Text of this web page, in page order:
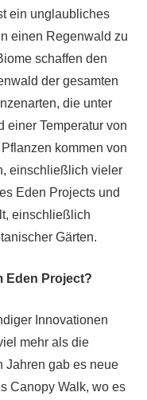
ein unglaubliches
einen Regenwald zu
schaffen den
der gesamten
die unter
einer Temperatur von
kommen von
einschließlich vieler
Eden Projects und
einschließlich
Gärten.
Eden Project?
Innovationen
mehr als die
Jahren gab es neue
Canopy Walk, wo es